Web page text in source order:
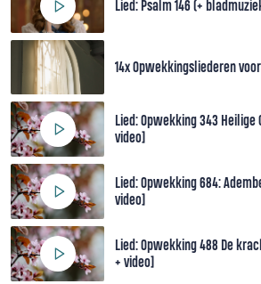
Lied: Psalm 146 (+
14x Opwekkingsliederen
Lied: Opwekking 343 Heilige
video]
Lied: Opwekking 684:
video]
Lied: Opwekking 488 De
+ video]